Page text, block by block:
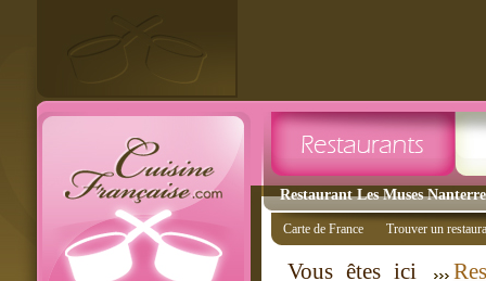
Restaurant Les Muses
Carte de France Trouver un
Vous êtes ici